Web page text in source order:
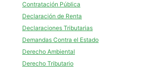
Contratación Pública
Declaración de Renta
Declaraciones Tributarias
Demandas Contra el Estado
Derecho Ambiental
Derecho Tributario